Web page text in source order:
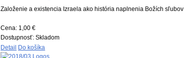
Založenie a existencia Izraela ako história naplnenia Božích sľubov
Cena: 1,00 €
Dostupnosť:Skladom
Detail Do košíka